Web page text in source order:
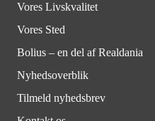
Vores Livskvalitet
Vores Sted
Bolius – en del af Realdania
Nyhedsoverblik
Tilmeld nyhedsbrev